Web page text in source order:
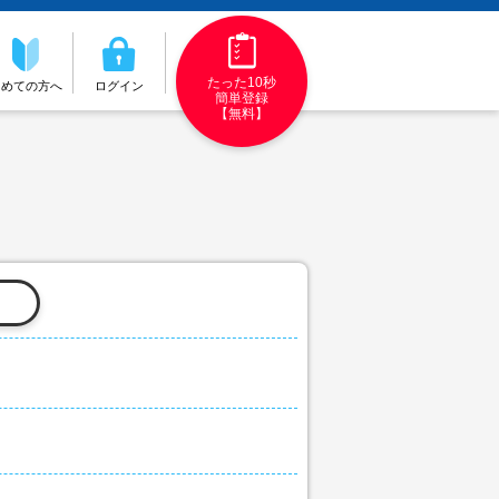
ての方へ ログイン
たった10秒
簡単登録
【無料】